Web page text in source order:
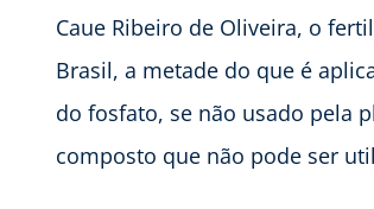
Caue Ribeiro de Oliveira, o
Brasil, a metade do que é
do fosfato, se não usado pela
composto que não pode ser